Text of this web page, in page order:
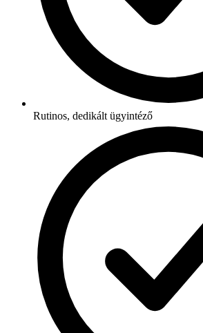
Rutinos, dedikált ügyintéző